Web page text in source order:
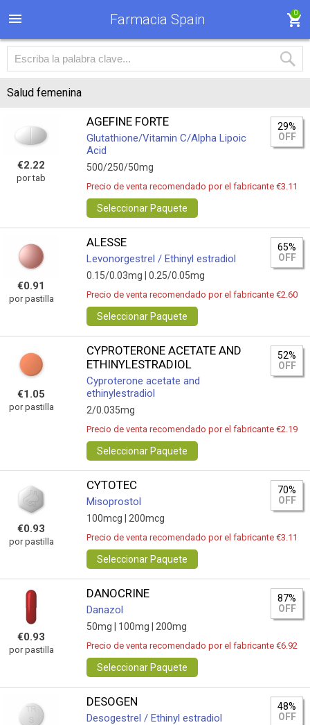
Farmacia Spain 0
Salud femenina
€2.22
por tab
AGEFINE FORTE
Glutathione/Vitamin C/Alpha Lipoic
Acid
500/250/50mg
29%
OFF
Precio de venta recomendado por el fabricante €3.11
Seleccionar Paquete
€0.91
por pastilla
ALESSE
Levonorgestrel / Ethinyl estradiol
0.15/0.03mg | 0.25/0.05mg
65%
OFF
Precio de venta recomendado por el fabricante €2.60
Seleccionar Paquete
€1.05
por pastilla
CYPROTERONE ACETATE AND
ETHINYLESTRADIOL
Cyproterone acetate and
ethinylestradiol
2/0.035mg
52%
OFF
Precio de venta recomendado por el fabricante €2.19
Seleccionar Paquete
€0.93
por pastilla
CYTOTEC
Misoprostol
100mcg | 200mcg
70%
OFF
Precio de venta recomendado por el fabricante €3.11
Seleccionar Paquete
€0.93
por pastilla
DANOCRINE
Danazol
50mg | 100mg | 200mg
87%
OFF
Precio de venta recomendado por el fabricante €6.92
Seleccionar Paquete
DESOGEN
Desogestrel / Ethinyl estradiol
48%
OFF